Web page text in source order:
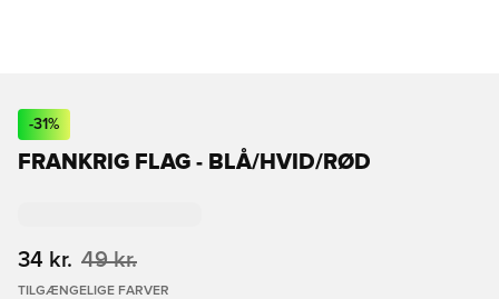
-31%
FRANKRIG FLAG - BLÅ/HVID/RØD
34 kr. 49 kr.
TILGÆNGELIGE FARVER